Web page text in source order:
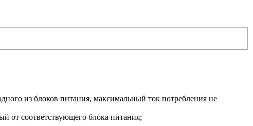
из блоков питания, максимальный ток потребления не
от соответствующего блока питания;